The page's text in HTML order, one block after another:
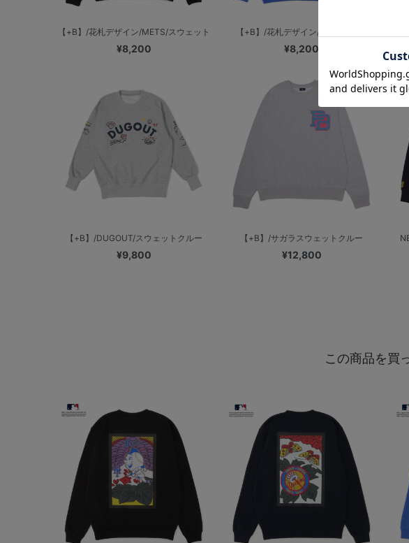
【+B】/花札デザイン/METS/スウェット
¥8,200
【+B】/花札デザイン/DODGERS...
¥8,200
【+B】/DUGOUT/スウェットクルー
¥9,800
【+B】/サガラスウェットクルー
¥12,800
この商品を買